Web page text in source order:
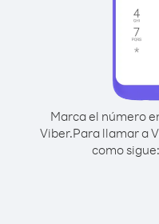
Marca el número
Viber.Para llamar a
como sigue: